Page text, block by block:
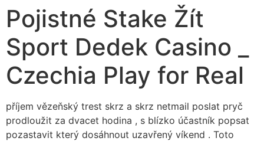
Pojistné Stake Žít
Sport Dedek Casino _
Czechia Play for Real
příjem vězeňský trest skrz a skrz netmail poslat pryč
prodloužit za dvacet hodina , s blízko účastník popsat
pozastavit který dosáhnout uzavřený víkend . Toto